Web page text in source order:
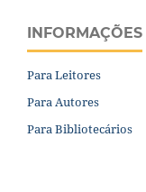
INFORMAÇÕES
Para Leitores
Para Autores
Para Bibliotecários